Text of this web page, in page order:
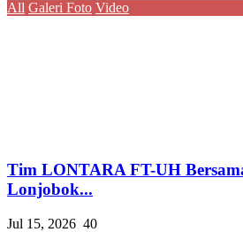
All Galeri Foto Video
Tim LONTARA FT-UH
Lonjobok...
Jul 15, 2026 40